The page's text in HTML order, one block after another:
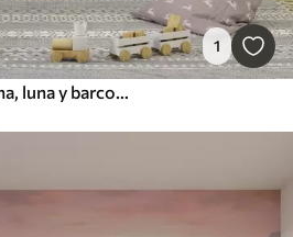
1
Diseño infantil con ballena, luna y barco con niños